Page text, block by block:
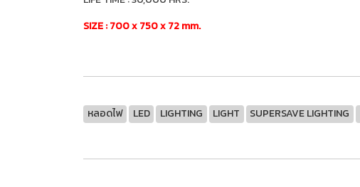
SIZE : 700 x 750 x 72 mm.
หลอดไฟ LED LIGHTING LIGHT SUPERSAVE LIGHTING